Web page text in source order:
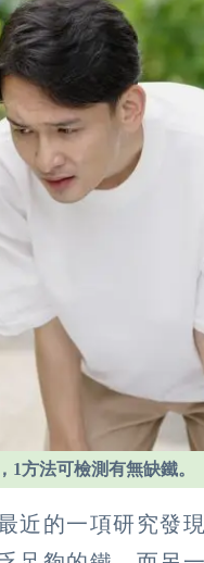
方法可檢測有無缺鐵。
近的一項研究發